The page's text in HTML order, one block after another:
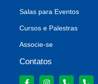
Salas para Eventos
Cursos e Palestras
Associe-se
Contatos